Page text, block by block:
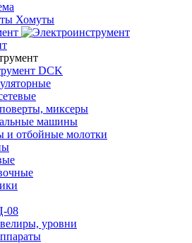
Хомуты
DCK
миксеры
машины
и отбойные молотки
08
уровни